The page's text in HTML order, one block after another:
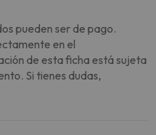
pueden ser de pago.
en el
de esta ficha está sujeta
Si tienes dudas,